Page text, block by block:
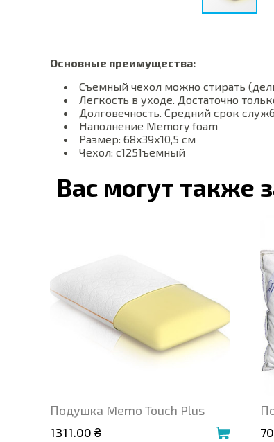
Основные преимущества:
Съемный чехол можно стирать
Легкость в уходе. Достаточно
Долговечность. Средний срок
Наполнение Memory foam
Размер: 68х39х10,5 см
Чехол: с1251ъемный
Вас могут также
Подушка Memo Touch Plus
1311.00 ₴